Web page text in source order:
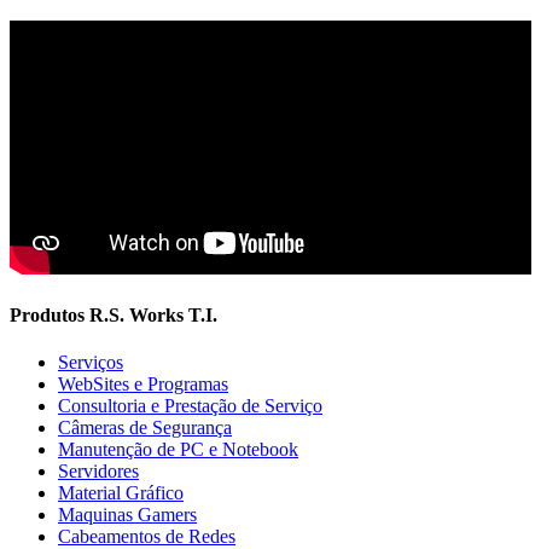
Produtos R.S. Works T.I.
Serviços
WebSites e Programas
Consultoria e Prestação de Serviço
Câmeras de Segurança
Manutenção de PC e Notebook
Servidores
Material Gráfico
Maquinas Gamers
Cabeamentos de Redes